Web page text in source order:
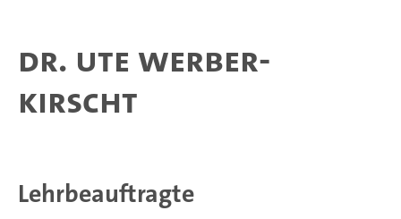
Dr. Ute Werber-
Kirscht
Lehrbeauftragte